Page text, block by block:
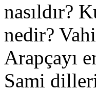
nasıldır?
nedir?
Arapçayı
Sami